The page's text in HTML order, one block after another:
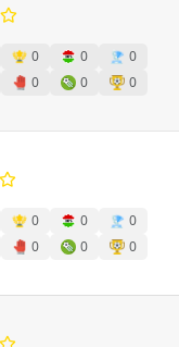
0 0
0
0 0
0
0 0
0
0 0
0